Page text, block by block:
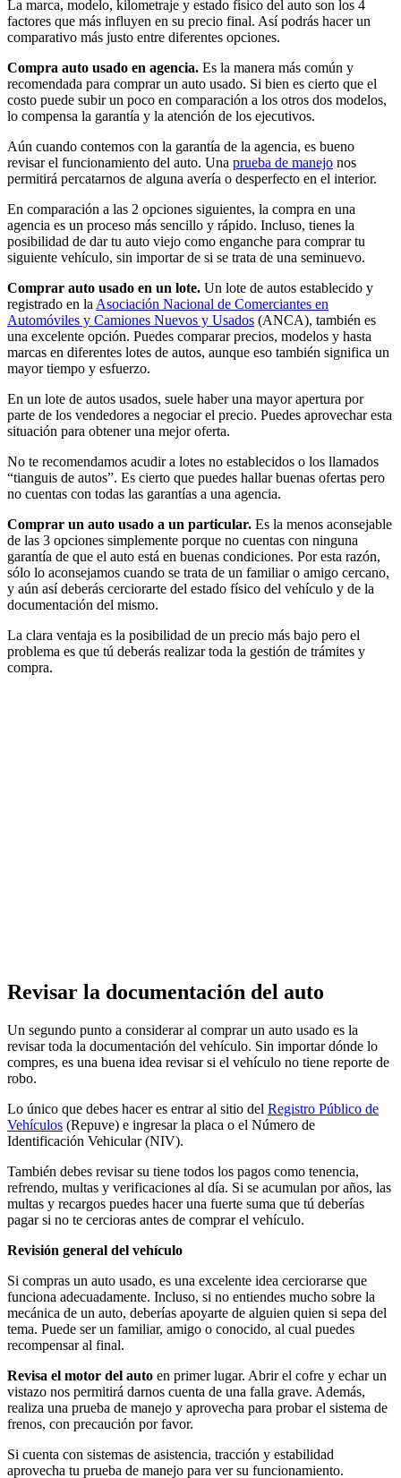
La marca, modelo, kilometraje y estado físico del auto son los 4
factores que más influyen en su precio final. Así podrás hacer un
comparativo más justo entre diferentes opciones.
Compra auto usado en agencia. Es la manera más común y
recomendada para comprar un auto usado. Si bien es cierto que el
costo puede subir un poco en comparación a los otros dos modelos,
lo compensa la garantía y la atención de los ejecutivos.
Aún cuando contemos con la garantía de la agencia, es bueno
revisar el funcionamiento del auto. Una prueba de manejo nos
permitirá percatarnos de alguna avería o desperfecto en el interior.
En comparación a las 2 opciones siguientes, la compra en una
agencia es un proceso más sencillo y rápido. Incluso, tienes la
posibilidad de dar tu auto viejo como enganche para comprar tu
siguiente vehículo, sin importar de si se trata de una seminuevo.
Comprar auto usado en un lote. Un lote de autos establecido y
registrado en la Asociación Nacional de Comerciantes en
Automóviles y Camiones Nuevos y Usados (ANCA), también es
una excelente opción. Puedes comparar precios, modelos y hasta
marcas en diferentes lotes de autos, aunque eso también significa un
mayor tiempo y esfuerzo.
En un lote de autos usados, suele haber una mayor apertura por
parte de los vendedores a negociar el precio. Puedes aprovechar esta
situación para obtener una mejor oferta.
No te recomendamos acudir a lotes no establecidos o los llamados
“tianguis de autos”. Es cierto que puedes hallar buenas ofertas pero
no cuentas con todas las garantías a una agencia.
Comprar un auto usado a un particular. Es la menos aconsejable
de las 3 opciones simplemente porque no cuentas con ninguna
garantía de que el auto está en buenas condiciones. Por esta razón,
sólo lo aconsejamos cuando se trata de un familiar o amigo cercano,
y aún así deberás cerciorarte del estado físico del vehículo y de la
documentación del mismo.
La clara ventaja es la posibilidad de un precio más bajo pero el
problema es que tú deberás realizar toda la gestión de trámites y
compra.
Revisar la documentación del auto
Un segundo punto a considerar al comprar un auto usado es la
revisar toda la documentación del vehículo. Sin importar dónde lo
compres, es una buena idea revisar si el vehículo no tiene reporte de
robo.
Lo único que debes hacer es entrar al sitio del Registro Público de
Vehículos (Repuve) e ingresar la placa o el Número de
Identificación Vehicular (NIV).
También debes revisar su tiene todos los pagos como tenencia,
refrendo, multas y verificaciones al día. Si se acumulan por años, las
multas y recargos puedes hacer una fuerte suma que tú deberías
pagar si no te cercioras antes de comprar el vehículo.
Revisión general del vehículo
Si compras un auto usado, es una excelente idea cerciorarse que
funciona adecuadamente. Incluso, si no entiendes mucho sobre la
mecánica de un auto, deberías apoyarte de alguien quien si sepa del
tema. Puede ser un familiar, amigo o conocido, al cual puedes
recompensar al final.
Revisa el motor del auto en primer lugar. Abrir el cofre y echar un
vistazo nos permitirá darnos cuenta de una falla grave. Además,
realiza una prueba de manejo y aprovecha para probar el sistema de
frenos, con precaución por favor.
Si cuenta con sistemas de asistencia, tracción y estabilidad
aprovecha tu prueba de manejo para ver su funcionamiento.